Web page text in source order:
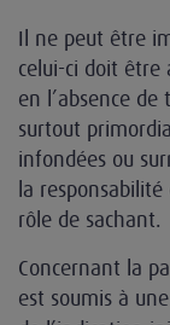
Il ne peut être
celui-ci doit être
en l’absence
surtout
infondées ou
la
rôle de sachant.
Concernant la
est soumis à une